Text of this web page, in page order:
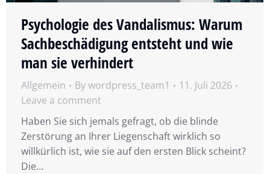
Psychologie des Vandalismus: Warum
Sachbeschädigung entsteht und wie
man sie verhindert
Allgemein Bywordpress_team1
11. Juli 2026
Leave a comment
Haben Sie sich jemals gefragt, ob die blinde
Zerstörung an Ihrer Liegenschaft wirklich so
willkürlich ist, wie sie auf den ersten Blick scheint?
Die…